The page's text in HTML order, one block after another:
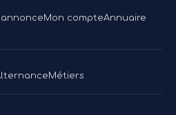
Mon compteAnnuaire
Métiers